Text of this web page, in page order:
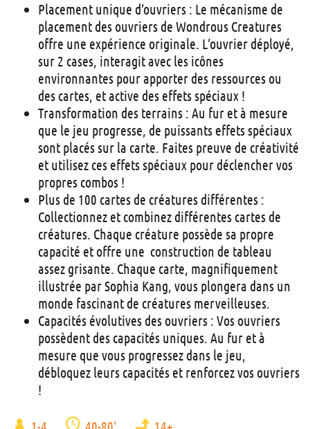
Placement unique d’ouvriers : Le mécanisme de
placement des ouvriers de Wondrous Creatures
offre une expérience originale. L’ouvrier déployé,
sur 2 cases, interagit avec les icônes
environnantes pour apporter des ressources ou
des cartes, et active des effets spéciaux !
Transformation des terrains : Au fur et à mesure
que le jeu progresse, de puissants effets spéciaux
sont placés sur la carte. Faites preuve de créativité
et utilisez ces effets spéciaux pour déclencher vos
propres combos !
Plus de 100 cartes de créatures différentes :
Collectionnez et combinez différentes cartes de
créatures. Chaque créature possède sa propre
capacité et offre une construction de tableau
assez grisante. Chaque carte, magnifiquement
illustrée par Sophia Kang, vous plongera dans un
monde fascinant de créatures merveilleuses.
Capacités évolutives des ouvriers : Vos ouvriers
possèdent des capacités uniques. Au fur et à
mesure que vous progressez dans le jeu,
débloquez leurs capacités et renforcez vos ouvriers
!